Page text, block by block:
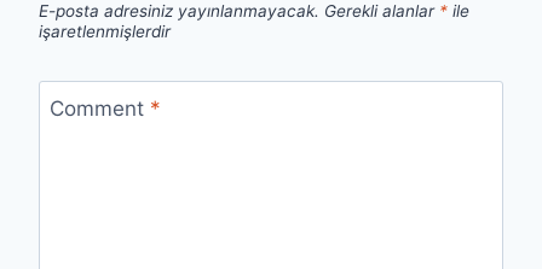
E-posta adresiniz yayınlanmayacak. Gerekli alanlar * ile
işaretlenmişlerdir
Comment *